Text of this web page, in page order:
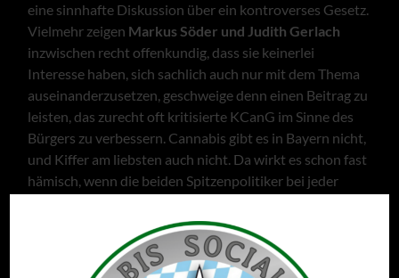
eine sinnhafte Diskussion über ein kontroverses Gesetz.
Vielmehr zeigen Markus Söder und Judith Gerlach
inzwischen recht offenkundig, dass sie keinerlei
Interesse haben, sich sachlich auch nur mit dem Thema
auseinanderzusetzen, geschweige denn einen Beitrag zu
leisten, das zurecht oft kritisierte KCanG im Sinne des
Bürgers zu verbessern. Cannabis gibt es in Bayern nicht,
und Kiffer am liebsten auch nicht. Da wirkt es schon fast
hämisch, wenn die beiden Spitzenpolitiker bei jeder
Kamera halten. Ist ja Tradition. Und Doppelmoral. Und –
um zurück zum Juristischen zu kommen: eine
Ungleichbehandlung von Cannabis- und